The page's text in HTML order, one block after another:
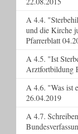
A 4.4.
und die Kirche
Pfarrerblatt
A 4.5. "Ist
Arztfortbildung
A 4.6. "Was ist
26.04.2019
A 4.7.